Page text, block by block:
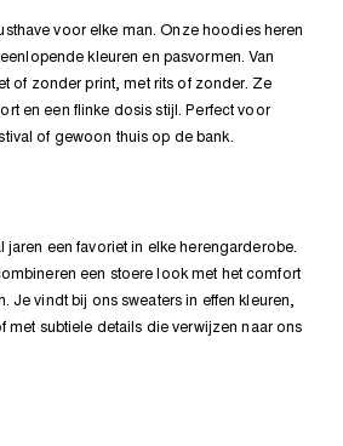
voor elke man. Onze hoodies heren
kleuren en pasvormen. Van
of zonder print, met rits of zonder. Ze
en een flinke dosis stijl. Perfect voor
of gewoon thuis op de bank.
jaren een favoriet in elke herengarderobe.
een stoere look met het comfort
Je vindt bij ons sweaters in effen kleuren,
met subtiele details die verwijzen naar ons